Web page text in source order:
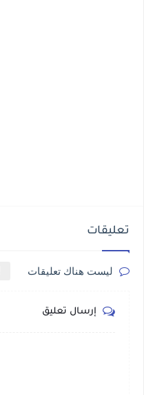
تعليقات
ليست هناك تعليقات
إرسال تعليق